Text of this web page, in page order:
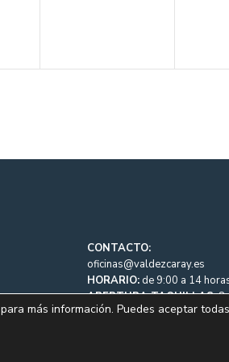
CONTACTO:
oficinas@valdezcaray.es
HORARIO:de 9:00 a 14
APERTURA TAQUILLAS:
REMONTES Y PISTAS:9:00
para más información. Puedes aceptar